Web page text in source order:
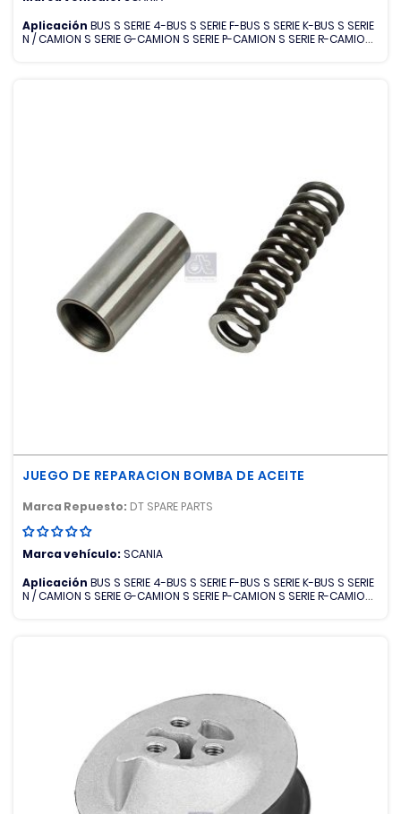
Aplicación BUS S SERIE 4-BUS S SERIE F-BUS S SERIE K-BUS S SERIE
N / CAMION S SERIE G-CAMION S SERIE P-CAMION S SERIE R-CAMION
JUEGO DE REPARACION BOMBA DE ACEITE
Marca Repuesto: DT SPARE PARTS
Marca vehículo:SCANIA
Aplicación BUS S SERIE 4-BUS S SERIE F-BUS S SERIE K-BUS S SERIE
N / CAMION S SERIE G-CAMION S SERIE P-CAMION S SERIE R-CAMION